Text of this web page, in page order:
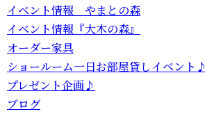
イベント情報 やまとの森
イベント情報『大木の森』
オーダー家具
ショールーム一日お部屋貸しイベント♪
プレゼント企画♪
ブログ